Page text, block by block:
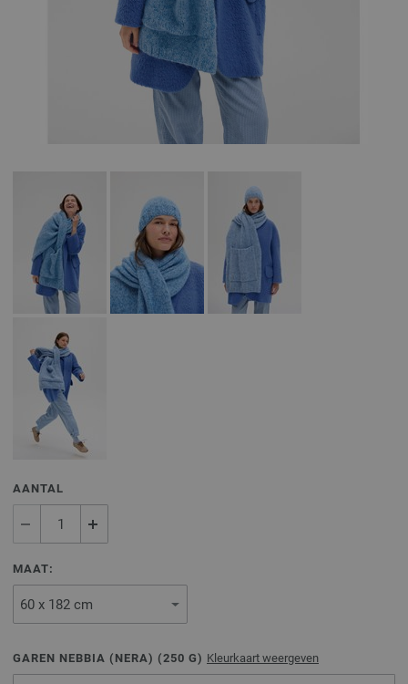
AANTAL
MAAT:
GAREN NEBBIA (NERA) (250 G) Kleurkaart weergeven